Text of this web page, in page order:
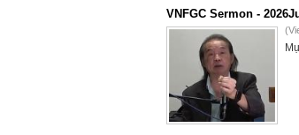
VNFGC Sermon -